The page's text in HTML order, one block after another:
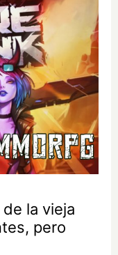
la vieja
pero